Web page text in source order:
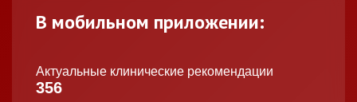
В мобильном приложении:
Актуальные клинические рекомендации
356